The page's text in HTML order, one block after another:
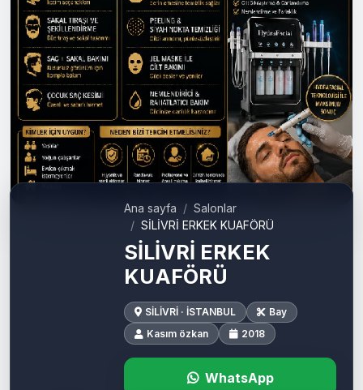
Ana sayfa
Salonlar
SİLİVRİ ERKEK KUAFÖRÜ
SİLİVRİ ERKEK
KUAFÖRÜ
SİLİVRİ · İSTANBUL
Bay
Kasım özkan
2018
WhatsApp